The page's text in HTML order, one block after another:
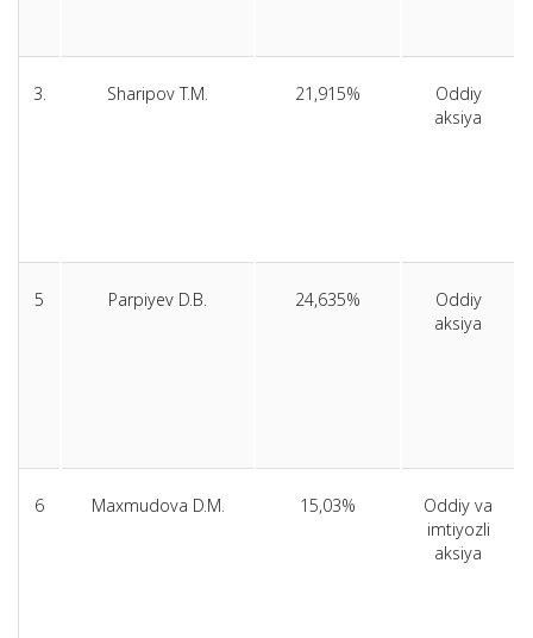
3. Sharipov T.M. 21,915%
Oddiy
aksiya
5 Parpiyev D.B. 24,635%
Oddiy
aksiya
6 Maxmudova D.M. 15,03%
Oddiy va
imtiyozli
aksiya